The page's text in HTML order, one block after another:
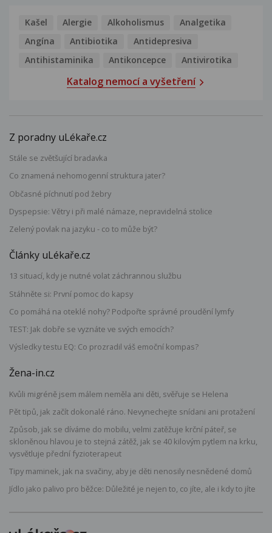
Kašel Alergie Alkoholismus
Analgetika
Angína
Antibiotika
Antidepresiva
Antihistaminika
Antikoncepce Antivirotika
Katalog nemocí a vyšetření
Z poradny uLékaře.cz
Stále se zvětšující bradavka
Co znamená nehomogenní struktura jater?
Občasné píchnutí pod žebry
Dyspepsie: Větry i při malé námaze, nepravidelná stolice
Zelený povlak na jazyku - co to může být?
Články uLékaře.cz
13 situací, kdy je nutné volat záchrannou službu
Stáhněte si: První pomoc do kapsy
Co pomáhá na oteklé nohy? Podpořte správné proudění lymfy
TEST: Jak dobře se vyznáte ve svých emocích?
Výsledky testu EQ: Co prozradil váš emoční kompas?
Žena-in.cz
Kvůli migréně jsem málem neměla ani děti, svěřuje se Helena
Pět tipů, jak začít dokonalé ráno. Nevynechejte snídani ani protažení
Způsob, jak se díváme do mobilu, velmi zatěžuje krční páteř, se
skloněnou hlavou je to stejná zátěž, jak se 40 kilovým pytlem na krku,
vysvětluje přední fyzioterapeut
Tipy maminek, jak na svačiny, aby je děti nenosily nesnědené domů
Jídlo jako palivo pro běžce: Důležité je nejen to, co jíte, ale i kdy to jíte